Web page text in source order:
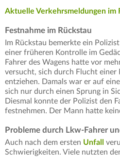
Aktuelle Verkehrsmeldungen im
Festnahme im Rückstau
Im Rückstau bemerkte ein
einer früheren Kontrolle im
Fahrer des Wagens hatte vor
versucht, sich durch Flucht einer
entziehen. Damals war er auf
sich nur durch einen Sprung in
Diesmal konnte der Polizist den
festnehmen. Der Mann hatte
Probleme durch Lkw-Fahrer
Auch nach dem ersten Unfall
Schwierigkeiten. Viele nutzten